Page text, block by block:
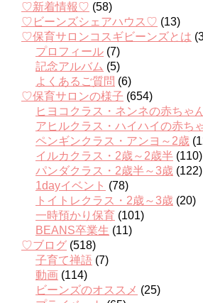
♡新着情報♡ (58)
♡ビーンズシェアハウス♡ (13)
♡保育サロンコスギビーンズとは
プロフィール (7)
記念アルバム (5)
よくあるご質問 (6)
♡保育サロンの様子 (654)
ヒヨコクラス・ネンネの赤ちゃ
アヒルクラス・ハイハイの赤ち
ペンギンクラス・アンヨ～2歳
イルカクラス・2歳～2歳半 (110)
パンダクラス・2歳半～3歳 (122)
1dayイベント (78)
トイトレクラス・2歳～3歳 (20)
一時預かり保育 (101)
BEANS卒業生 (11)
♡ブログ (518)
子育て禅語 (7)
動画 (114)
ビーンズのオススメ (25)